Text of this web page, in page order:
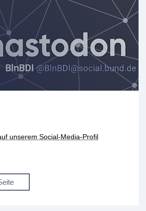
unserem Social-Media-Profil